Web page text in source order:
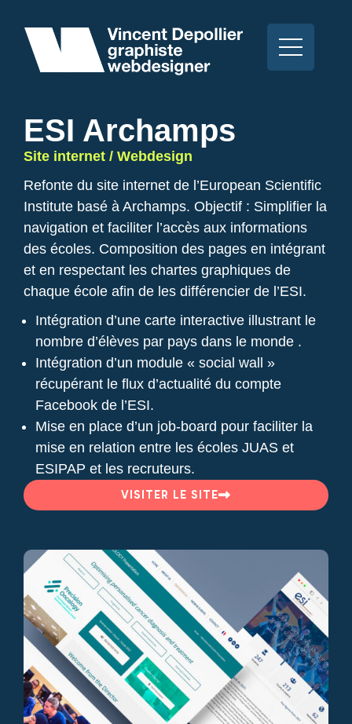
ESI Archamps
Site internet / Webdesign
Refonte du site internet de l’European Scientific
Institute basé à Archamps. Objectif : Simplifier la
navigation et faciliter l’accès aux informations
des écoles. Composition des pages en intégrant
et en respectant les chartes graphiques de
chaque école afin de les différencier de l’ESI.
Intégration d’une carte interactive illustrant le
nombre d’élèves par pays dans le monde .
Intégration d’un module « social wall »
récupérant le flux d’actualité du compte
Facebook de l’ESI.
Mise en place d’un job-board pour faciliter la
mise en relation entre les écoles JUAS et
ESIPAP et les recruteurs.
VISITER LE SITE